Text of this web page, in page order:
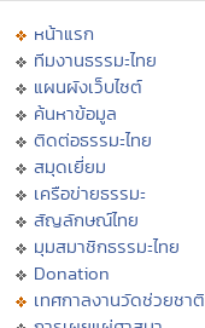
หน้าแรก
ทีมงานธรรมะไทย
แผนผังเว็บไซต์
ค้นหาข้อมูล
ติดต่อธรรมะไทย
สมุดเยี่ยม
เครือข่ายธรรมะ
สัญลักษณ์ไทย
มุมสมาชิกธรรมะไทย
Donation
เทศกาลงานวัดช่วยชาติ